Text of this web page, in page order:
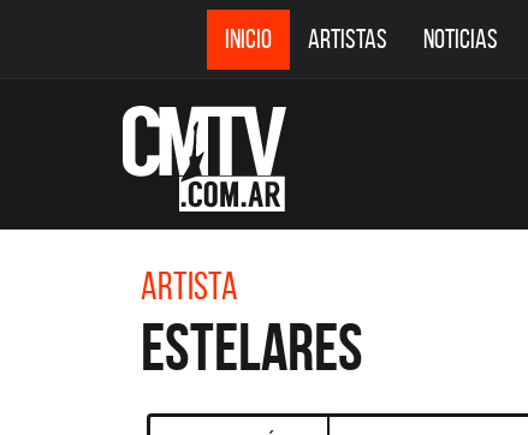
INICIO ARTISTAS NOTICIAS
Artista
Estelares